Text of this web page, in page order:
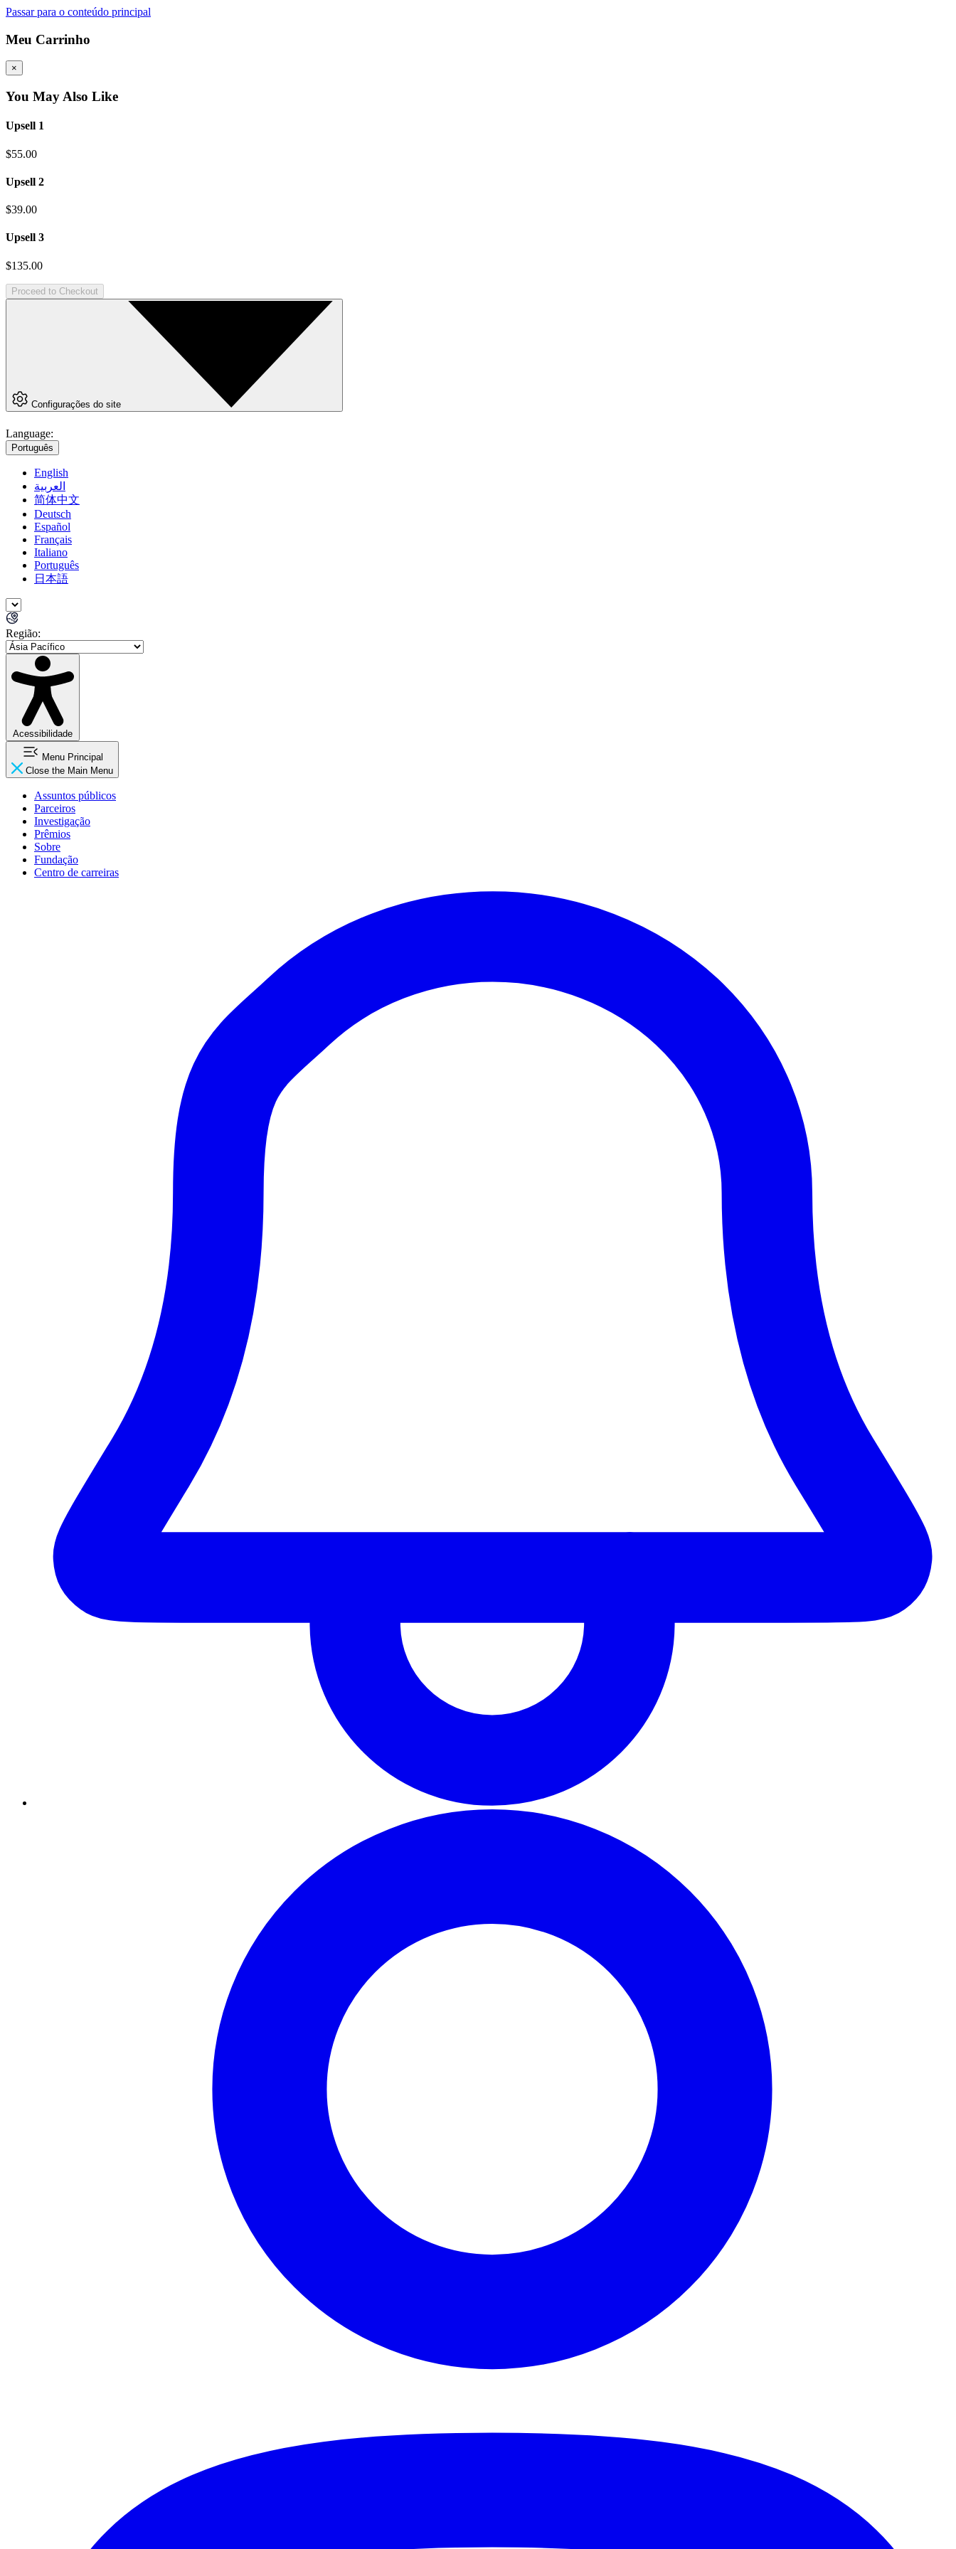
Passar para o conteúdo principal
Meu Carrinho
×
You May Also Like
Upsell 1
$55.00
Upsell 2
$39.00
Upsell 3
$135.00
Proceed to Checkout
Configurações do site
Language:
Português
English
العربية
简体中文
Deutsch
Español
Français
Italiano
Português
日本語
Região:
Acessibilidade
Menu Principal
Close the Main Menu
Assuntos públicos
Parceiros
Investigação
Prêmios
Sobre
Fundação
Centro de carreiras